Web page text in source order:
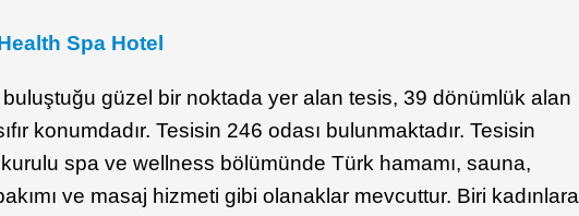
Spa Hotel
güzel bir noktada yer alan tesis, 39 dönümlük alan
konumdadır. Tesisin 246 odası bulunmaktadır. Tesisin
spa ve wellness bölümünde Türk hamamı, sauna,
ve masaj hizmeti gibi olanaklar mevcuttur. Biri kadınlara